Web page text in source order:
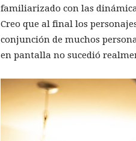
familiarizado con las
Creo que al final los
conjunción de muchos
en pantalla no sucedió